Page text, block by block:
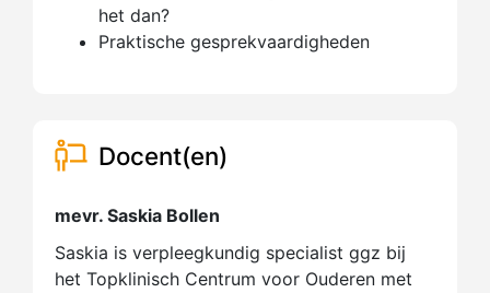
het dan?
Praktische gesprekvaardigheden
Docent(en)
mevr. Saskia Bollen
Saskia is verpleegkundig specialist ggz bij
het Topklinisch Centrum voor Ouderen met